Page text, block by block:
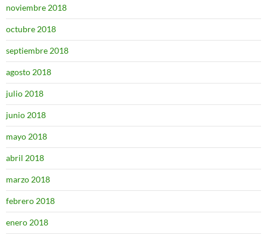
noviembre 2018
octubre 2018
septiembre 2018
agosto 2018
julio 2018
junio 2018
mayo 2018
abril 2018
marzo 2018
febrero 2018
enero 2018